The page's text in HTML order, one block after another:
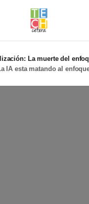
La muerte del
IA esta matando al